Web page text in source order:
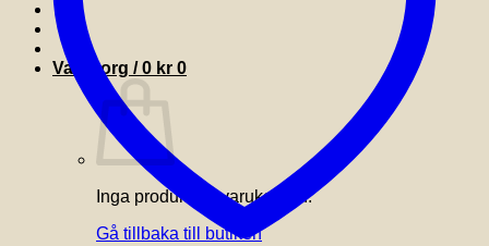
Varukorg /0 kr 0
Inga produkter i varukorgen.
Gå tillbaka till butiken